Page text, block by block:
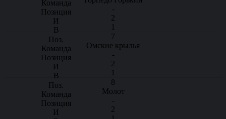
-
2
1
7
Омские крылья
-
2
1
8
Молот
-
2